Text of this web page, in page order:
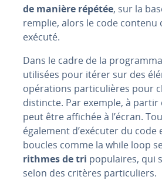
de manière répétée, sur la
remplie, alors le code contenu
exécuté.
Dans le cadre de la
utilisées pour itérer sur des
opé­ra­tions par­ti­cu­lières pour
distincte. Par exemple, à partir
peut être affichée à l’écran.
également d’exécuter du
boucles comme la while loop
rithmes de tri po­pu­laires, qui
selon des critères par­ti­cu­liers.